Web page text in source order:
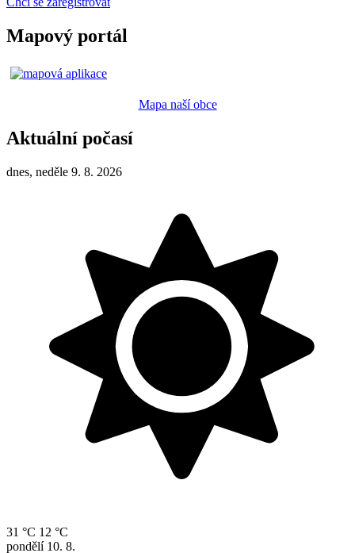
Mapový portál
Mapa naší obce
Aktuální počasí
dnes, neděle 9. 8. 2026
31 °C 12 °C
pondělí 10. 8.